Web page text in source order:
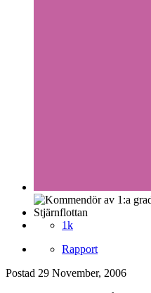
Stjärnflottan
1k
Rapport
Postad 29 November, 2006